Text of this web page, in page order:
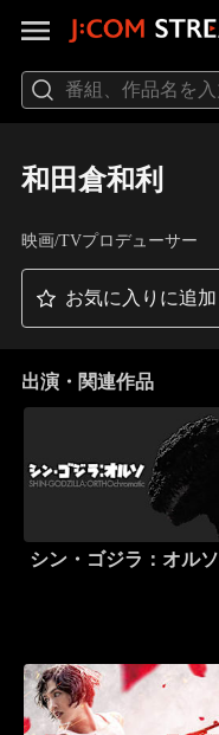
和田倉和利
映画/TVプロデューサー
お気に入りに追加
出演・関連作品
シン・ゴジラ：オルソ